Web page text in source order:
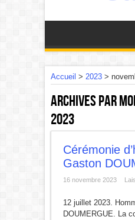
Accueil > 2023>
Archives par
2023
Cérémonie
Gaston
16 novembre 2023
12 juillet 2023.
DOUMERGUE. La